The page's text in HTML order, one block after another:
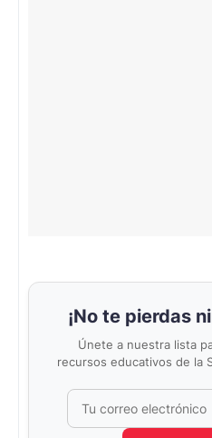
¡No te pierdas
Únete a nuestra lista
recursos educativos de la